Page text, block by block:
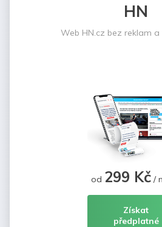
HN
Web HN.cz bez reklam a
od 299 Kč/
Získat
předplatné